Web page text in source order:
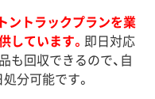
ントラックプランを業
しています。 即日対応
も回収できるので、自
分可能です。